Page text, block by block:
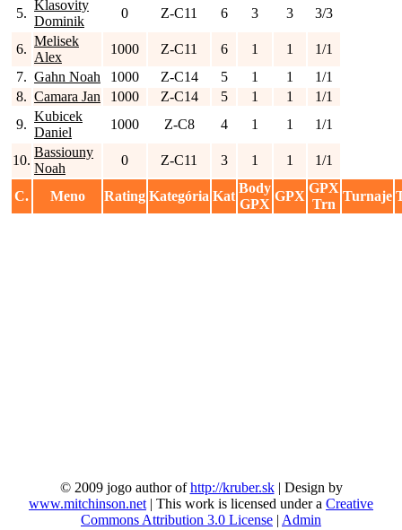
5.
Klasovity
Dominik
0 Z-C11 6 3 3 3/3
6.
Melisek
Alex
1000 Z-C11 6 1 1
1/1
7. Gahn Noah 1000 Z-C14 5 1 1
1/1
8. Camara Jan 1000 Z-C14 5 1 1
1/1
9.
Kubicek
Daniel
1000 Z-C8 4 1 1 1/1
10.
Bassiouny
Noah
0 Z-C11 3 1 1 1/1
C. Meno Rating Kategória Kat
Body
GPX
GPX
GPX
Trn
Turnaje
© 2009 jogo author ofhttp://kruber.sk| Design by
www.mitchinson.net | This work is licensed under a Creative
Commons Attribution 3.0 License | Admin